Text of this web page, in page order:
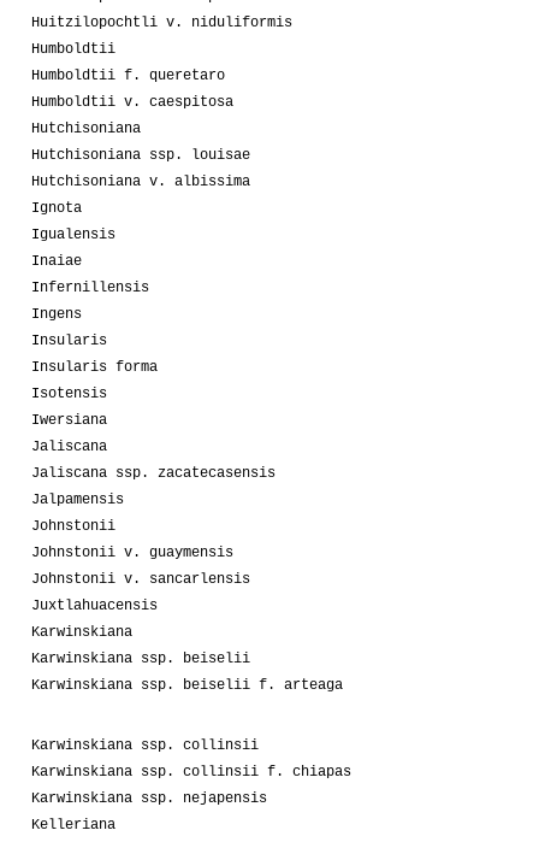
Huitzilopochtli v. niduliformis
Humboldtii
Humboldtii f. queretaro
Humboldtii v. caespitosa
Hutchisoniana
Hutchisoniana ssp. louisae
Hutchisoniana v. albissima
Ignota
Igualensis
Inaiae
Infernillensis
Ingens
Insularis
Insularis forma
Isotensis
Iwersiana
Jaliscana
Jaliscana ssp. zacatecasensis
Jalpamensis
Johnstonii
Johnstonii v. guaymensis
Johnstonii v. sancarlensis
Juxtlahuacensis
Karwinskiana
Karwinskiana ssp. beiselii
Karwinskiana ssp. beiselii f. arteaga
Karwinskiana ssp. collinsii
Karwinskiana ssp. collinsii f. chiapas
Karwinskiana ssp. nejapensis
Kelleriana